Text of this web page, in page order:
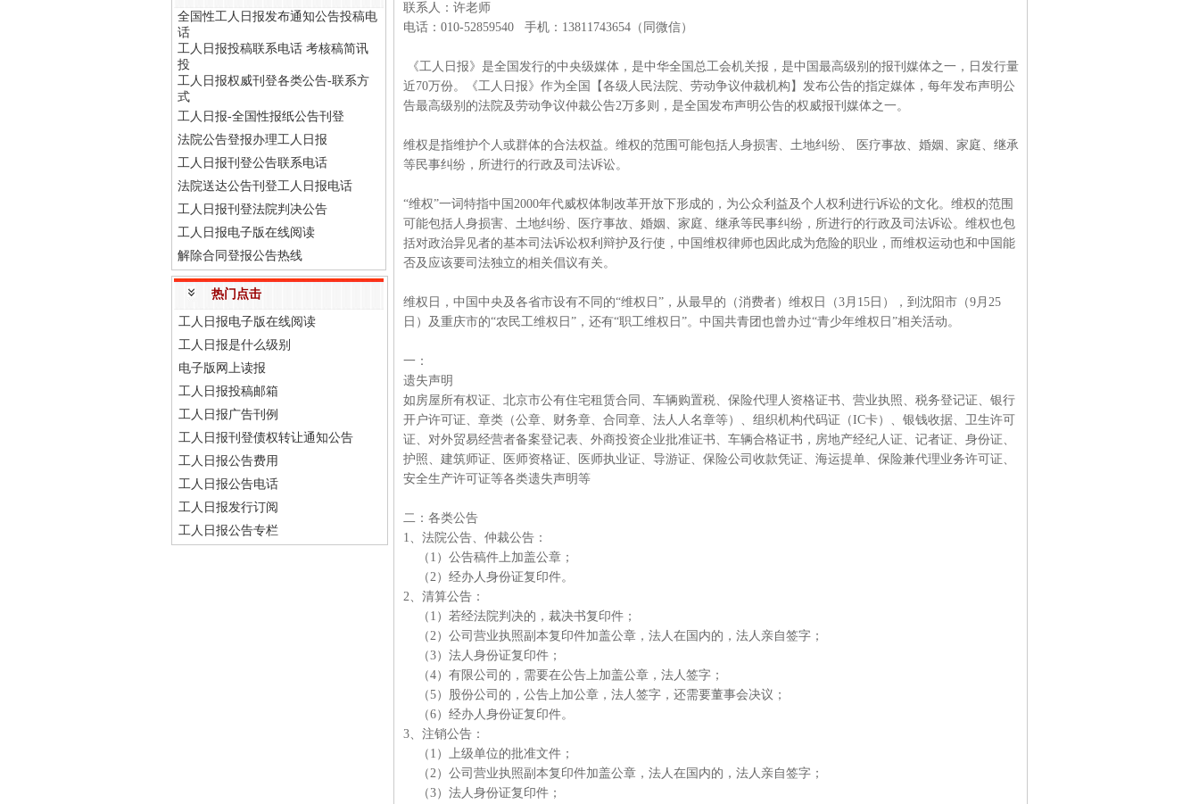
全国性工人日报发布通知公告投稿电
话
工人日报投稿联系电话 考核稿简讯
投
工人日报权威刊登各类公告-联系方
式
工人日报-全国性报纸公告刊登
法院公告登报办理工人日报
工人日报刊登公告联系电话
法院送达公告刊登工人日报电话
工人日报刊登法院判决公告
工人日报电子版在线阅读
解除合同登报公告热线
热门点击
工人日报电子版在线阅读
工人日报是什么级别
电子版网上读报
工人日报投稿邮箱
工人日报广告刊例
工人日报刊登债权转让通知公告
工人日报公告费用
工人日报公告电话
工人日报发行订阅
工人日报公告专栏
联系人：许老师
电话：010-52859540 手机：13811743654（同微信）
《工人日报》是全国发行的中央级媒体，是中华全国总工会机关报，是中国最高级别的报刊媒体之一，日发行量
近70万份。《工人日报》作为全国【各级人民法院、劳动争议仲裁机构】发布公告的指定媒体，每年发布声明公
告最高级别的法院及劳动争议仲裁公告2万多则，是全国发布声明公告的权威报刊媒体之一。
维权是指维护个人或群体的合法权益。维权的范围可能包括人身损害、土地纠纷、 医疗事故、婚姻、家庭、继承
等民事纠纷，所进行的行政及司法诉讼。
“维权”一词特指中国2000年代威权体制改革开放下形成的，为公众利益及个人权利进行诉讼的文化。维权的范围
可能包括人身损害、土地纠纷、医疗事故、婚姻、家庭、继承等民事纠纷，所进行的行政及司法诉讼。维权也包
括对政治异见者的基本司法诉讼权利辩护及行使，中国维权律师也因此成为危险的职业，而维权运动也和中国能
否及应该要司法独立的相关倡议有关。
维权日，中国中央及各省市设有不同的“维权日”，从最早的（消费者）维权日（3月15日），到沈阳市（9月25
日）及重庆市的“农民工维权日”，还有“职工维权日”。中国共青团也曾办过“青少年维权日”相关活动。
一：
遗失声明
如房屋所有权证、北京市公有住宅租赁合同、车辆购置税、保险代理人资格证书、营业执照、税务登记证、银行
开户许可证、章类（公章、财务章、合同章、法人人名章等）、组织机构代码证（IC卡）、银钱收据、卫生许可
证、对外贸易经营者备案登记表、外商投资企业批准证书、车辆合格证书，房地产经纪人证、记者证、身份证、
护照、建筑师证、医师资格证、医师执业证、导游证、保险公司收款凭证、海运提单、保险兼代理业务许可证、
安全生产许可证等各类遗失声明等
二：各类公告
1、法院公告、仲裁公告：
（1）公告稿件上加盖公章；
（2）经办人身份证复印件。
2、清算公告：
（1）若经法院判决的，裁决书复印件；
（2）公司营业执照副本复印件加盖公章，法人在国内的，法人亲自签字；
（3）法人身份证复印件；
（4）有限公司的，需要在公告上加盖公章，法人签字；
（5）股份公司的，公告上加公章，法人签字，还需要董事会决议；
（6）经办人身份证复印件。
3、注销公告：
（1）上级单位的批准文件；
（2）公司营业执照副本复印件加盖公章，法人在国内的，法人亲自签字；
（3）法人身份证复印件；